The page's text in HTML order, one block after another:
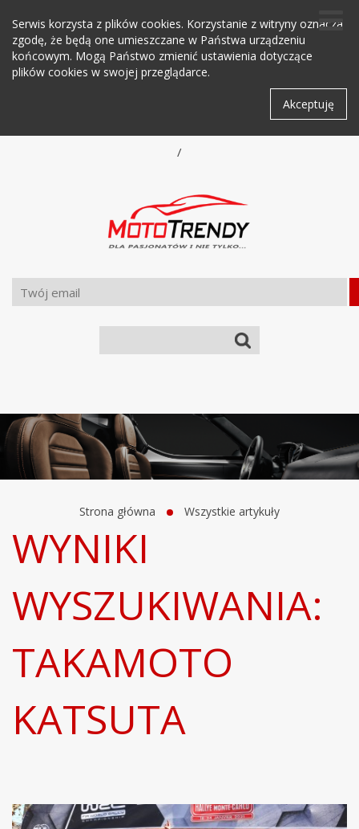
Serwis korzysta z plików cookies. Korzystanie z witryny oznacza
zgodę, że będą one umieszczane w Państwa urządzeniu
końcowym. Mogą Państwo zmienić ustawienia dotyczące
plików cookies w swojej przeglądarce.
Akceptuję
/
Strona główna Wszystkie artykuły
WYNIKI
WYSZUKIWANIA:
TAKAMOTO
KATSUTA